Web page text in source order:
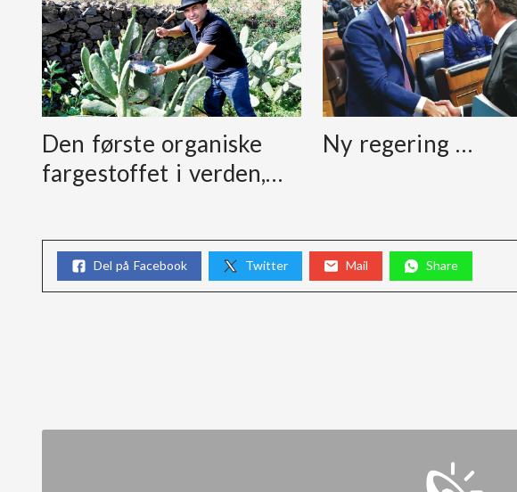
Den første organiske
fargestoffet i verden,…
Ny regering …
Del på Facebook Twitter Mail Share